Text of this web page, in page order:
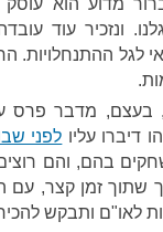
מדוע הוא
ונזכיר עוד
לגל ההתנחלויות.
בעצם, מדבר פרס
דיברו עליו לפני
בהם, והם
שתוך זמן קצר, עם
לאו"ם ותבקש להכיר